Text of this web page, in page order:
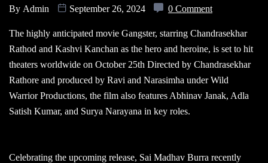
By Admin September 26, 2024 0 Comment
The highly anticipated movie Gangster, starring Chandrasekhar
Rathod and Kashvi Kanchan as the hero and heroine, is set to hit
theaters worldwide on October 25th Directed by Chandrasekhar
Rathore and produced by Ravi and Narasimha under Wild
Warrior Productions, the film also features Abhinav Janak, Adla
Satish Kumar, and Surya Narayana in key roles.
Celebrating the upcoming release, Sai Madhav Burra recently